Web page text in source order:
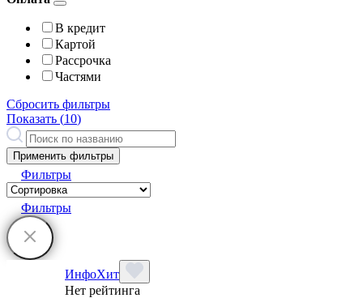
В кредит
Картой
Рассрочка
Частями
Сбросить фильтры
Показать (10)
Применить фильтры
Фильтры
Фильтры
ИнфоХит
Нет рейтинга